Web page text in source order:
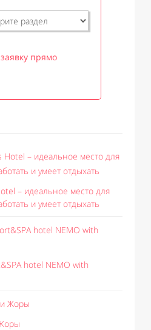
прямо
– идеальное место для
и умеет отдыхать
hotel NEMO with